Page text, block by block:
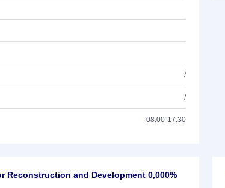
/
/
08:00-17:30
Reconstruction and Development 0,000%